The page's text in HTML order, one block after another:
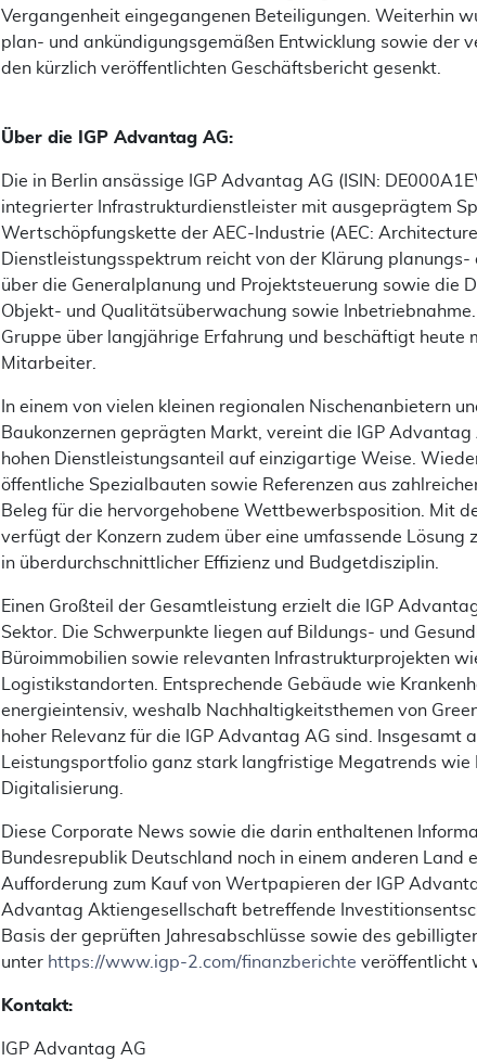
Vergangenheit eingegangenen Beteiligungen. Weiterhin
plan- und ankündigungsgemäßen Entwicklung sowie der
den kürzlich veröffentlichten Geschäftsbericht gesenkt.
Über die IGP Advantag AG:
Die in Berlin ansässige IGP Advantag AG (ISIN:
integrierter Infrastrukturdienstleister mit ausgeprägtem
Wertschöpfungskette der AEC-Industrie (AEC:
Dienstleistungsspektrum reicht von der Klärung
über die Generalplanung und Projektsteuerung sowie die
Objekt- und Qualitätsüberwachung sowie
Gruppe über langjährige Erfahrung und beschäftigt heute
Mitarbeiter.
In einem von vielen kleinen regionalen Nischenanbietern
Baukonzernen geprägten Markt, vereint die IGP
hohen Dienstleistungsanteil auf einzigartige Weise.
öffentliche Spezialbauten sowie Referenzen aus
Beleg für die hervorgehobene Wettbewerbsposition. Mit
verfügt der Konzern zudem über eine umfassende Lösung
in überdurchschnittlicher Effizienz und Budgetdisziplin.
Einen Großteil der Gesamtleistung erzielt die IGP
Sektor. Die Schwerpunkte liegen auf Bildungs- und
Büroimmobilien sowie relevanten Infrastrukturprojekten
Logistikstandorten. Entsprechende Gebäude wie
energieintensiv, weshalb Nachhaltigkeitsthemen von
hoher Relevanz für die IGP Advantag AG sind. Insgesamt
Leistungsportfolio ganz stark langfristige Megatrends wie
Digitalisierung.
Diese Corporate News sowie die darin enthaltenen
Bundesrepublik Deutschland noch in einem anderen Land
Aufforderung zum Kauf von Wertpapieren der IGP
Advantag Aktiengesellschaft betreffende
Basis der geprüften Jahresabschlüsse sowie des
unter https://www.igp-2.com/finanzberichte veröffentlicht
Kontakt:
IGP Advantag AG